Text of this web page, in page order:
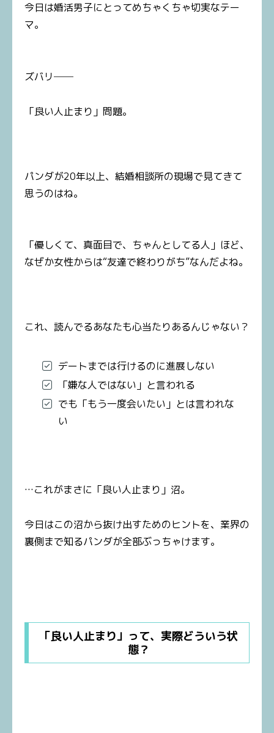
今日は婚活男子にとってめちゃくちゃ切実なテー
マ。
ズバリ──
「良い人止まり」問題。
パンダが20年以上、結婚相談所の現場で見てきて
思うのはね。
「優しくて、真面目で、ちゃんとしてる人」ほど、
なぜか女性からは“友達で終わりがち”なんだよね。
これ、読んでるあなたも心当たりあるんじゃない？
デートまでは行けるのに進展しない
「嫌な人ではない」と言われる
でも「もう一度会いたい」とは言われな
い
…これがまさに「良い人止まり」沼。
今日はこの沼から抜け出すためのヒントを、業界の
裏側まで知るパンダが全部ぶっちゃけます。
「良い人止まり」って、実際どういう状
態？